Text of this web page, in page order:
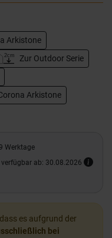
Arkistone
Zur Outdoor Serie
Arkistone
Werktage
ab: 30.08.2026
es aufgrund der
bei